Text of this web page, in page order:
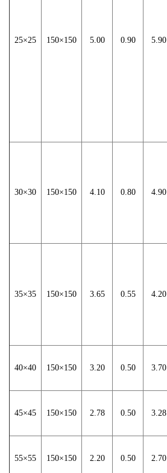
25×25 150×150 5.00 0.90 5.90
30×30 150×150 4.10 0.80 4.90
35×35 150×150 3.65 0.55 4.20
40×40 150×150 3.20 0.50 3.70
45×45 150×150 2.78 0.50 3.28
55×55 150×150 2.20 0.50 2.70